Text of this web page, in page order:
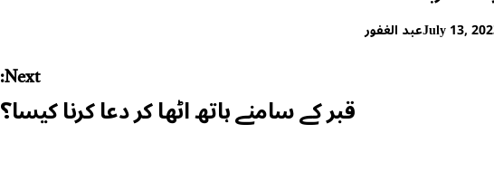
July 13,عبد الغفور
Next:
قبر کے سامنے ہاتھ اٹھا کر دعا کرنا کیسا؟